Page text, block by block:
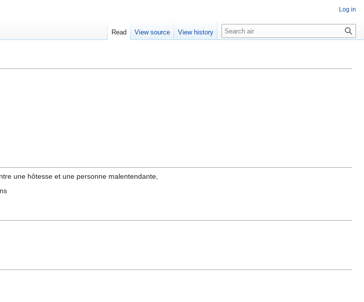
une hôtesse et une personne malentendante,
Log in
Read View source View history Search